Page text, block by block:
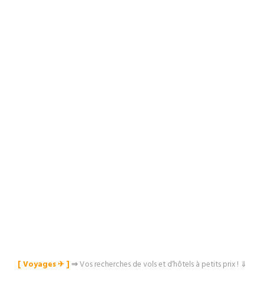
[ Voyages ✈︎ ]⇒Vos recherches de vols et d’hôtels à petits prix ! ⇓